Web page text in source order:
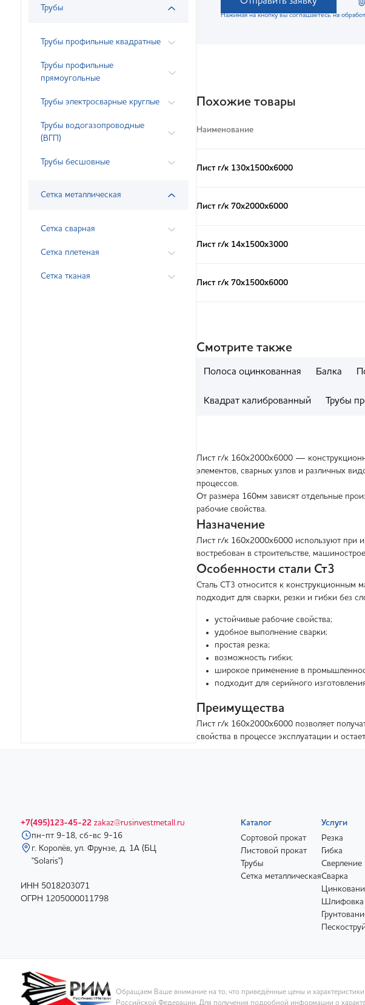
Трубы
Трубы профильные квадратные
Трубы профильные
прямоугольные
Трубы электросварные круглые
Трубы водогазопроводные
(ВГП)
Трубы бесшовные
Сетка металлическая
Сетка сварная
Сетка плетеная
Сетка тканая
Нажимая на кнопку вы соглашаетесь на
Похожие товары
Наименование
Лист г/к 130х1500х6000
Лист г/к 70х2000х6000
Лист г/к 14х1500х3000
Лист г/к 70х1500х6000
Смотрите также
Полоса оцинкованная Балка
Квадрат калиброванный Трубы
Лист г/к 160х2000х6000 —
элементов, сварных узлов и различных
процессов.
От размера 160мм зависят отдельные
рабочие свойства.
Назначение
Лист г/к 160х2000х6000 используют при
востребован в строительстве,
Особенности стали Ст3
Сталь СТ3 относится к конструкционным
подходит для сварки, резки и гибки без
устойчивые рабочие свойства;
удобное выполнение сварки;
простая резка;
возможность гибки;
широкое применение в
подходит для серийного
Преимущества
Лист г/к 160х2000х6000 позволяет
свойства в процессе эксплуатации и
+7(495)123-45-22 zakaz@rusinvestmetall.ru
пн-пт 9-18, сб-вс 9-16
г. Королёв, ул. Фрунзе, д. 1А (БЦ
"Solaris")
ИНН 5018203071
ОГРН 1205000011798
Каталог
Сортовой прокат
Листовой прокат
Трубы
Сетка металлическая
Услуги
Резка
Гибка
Сверление
Сварка
Шлифовка
Обращаем Ваше внимание на то, что приведённые цены и
Российской Федерации. Для получения подробной информации о